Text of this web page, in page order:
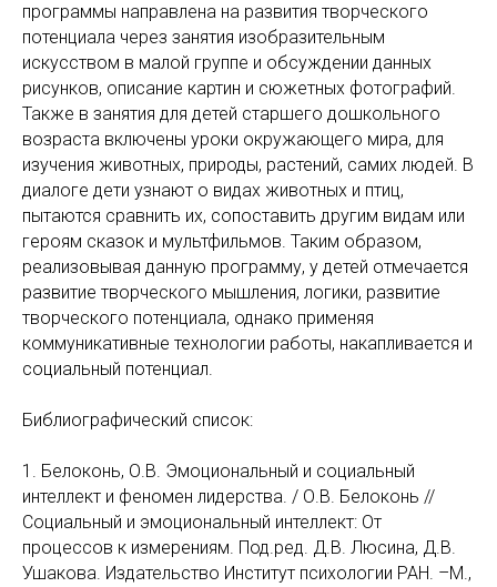
программы направлена на развития творческого
потенциала через занятия изобразительным
искусством в малой группе и обсуждении данных
рисунков, описание картин и сюжетных фотографий.
Также в занятия для детей старшего дошкольного
возраста включены уроки окружающего мира, для
изучения животных, природы, растений, самих людей. В
диалоге дети узнают о видах животных и птиц,
пытаются сравнить их, сопоставить другим видам или
героям сказок и мультфильмов. Таким образом,
реализовывая данную программу, у детей отмечается
развитие творческого мышления, логики, развитие
творческого потенциала, однако применяя
коммуникативные технологии работы, накапливается и
социальный потенциал.
Библиографический список:
1. Белоконь, О.В. Эмоциональный и социальный
интеллект и феномен лидерства. / О.В. Белоконь //
Социальный и эмоциональный интеллект: От
процессов к измерениям. Под.ред. Д.В. Люсина, Д.В.
Ушакова. Издательство Институт психологии РАН. –М.,